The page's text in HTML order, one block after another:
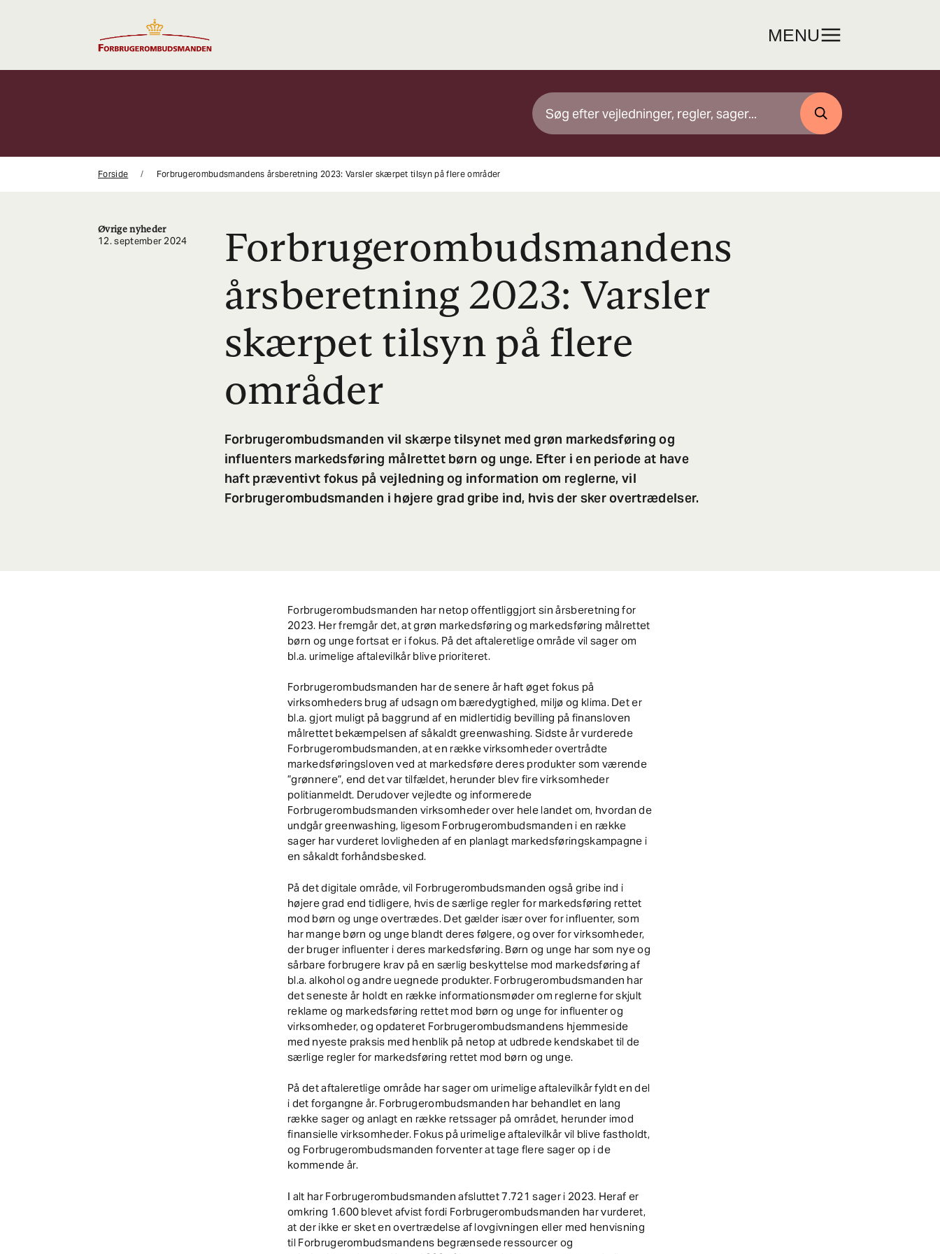
MENU
SØG
Forside Forbrugerombudsmandens årsberetning 2023: Varsler skærpet tilsyn på flere områder
Øvrige nyheder
12. september 2024
Forbrugerombudsmandens
årsberetning 2023: Varsler
skærpet tilsyn på flere
områder
Forbrugerombudsmanden vil skærpe tilsynet med grøn markedsføring og
influenters markedsføring målrettet børn og unge. Efter i en periode at have
haft præventivt fokus på vejledning og information om reglerne, vil
Forbrugerombudsmanden i højere grad gribe ind, hvis der sker overtrædelser.
Forbrugerombudsmanden har netop offentliggjort sin årsberetning for
2023. Her fremgår det, at grøn markedsføring og markedsføring målrettet
børn og unge fortsat er i fokus. På det aftaleretlige område vil sager om
bl.a. urimelige aftalevilkår blive prioriteret.
Forbrugerombudsmanden har de senere år haft øget fokus på
virksomheders brug af udsagn om bæredygtighed, miljø og klima. Det er
bl.a. gjort muligt på baggrund af en midlertidig bevilling på finansloven
målrettet bekæmpelsen af såkaldt greenwashing. Sidste år vurderede
Forbrugerombudsmanden, at en række virksomheder overtrådte
markedsføringsloven ved at markedsføre deres produkter som værende
”grønnere”, end det var tilfældet, herunder blev fire virksomheder
politianmeldt. Derudover vejledte og informerede
Forbrugerombudsmanden virksomheder over hele landet om, hvordan de
undgår greenwashing, ligesom Forbrugerombudsmanden i en række
sager har vurderet lovligheden af en planlagt markedsføringskampagne i
en såkaldt forhåndsbesked.
På det digitale område, vil Forbrugerombudsmanden også gribe ind i
højere grad end tidligere, hvis de særlige regler for markedsføring rettet
mod børn og unge overtrædes. Det gælder især over for influenter, som
har mange børn og unge blandt deres følgere, og over for virksomheder,
der bruger influenter i deres markedsføring. Børn og unge har som nye og
sårbare forbrugere krav på en særlig beskyttelse mod markedsføring af
bl.a. alkohol og andre uegnede produkter. Forbrugerombudsmanden har
det seneste år holdt en række informationsmøder om reglerne for skjult
reklame og markedsføring rettet mod børn og unge for influenter og
virksomheder, og opdateret Forbrugerombudsmandens hjemmeside
med nyeste praksis med henblik på netop at udbrede kendskabet til de
særlige regler for markedsføring rettet mod børn og unge.
På det aftaleretlige område har sager om urimelige aftalevilkår fyldt en del
i det forgangne år. Forbrugerombudsmanden har behandlet en lang
række sager og anlagt en række retssager på området, herunder imod
finansielle virksomheder. Fokus på urimelige aftalevilkår vil blive fastholdt,
og Forbrugerombudsmanden forventer at tage flere sager op i de
kommende år.
I alt har Forbrugerombudsmanden afsluttet 7.721 sager i 2023. Heraf er
omkring 1.600 blevet afvist fordi Forbrugerombudsmanden har vurderet,
at der ikke er sket en overtrædelse af lovgivningen eller med henvisning
til Forbrugerombudsmandens begrænsede ressourcer og